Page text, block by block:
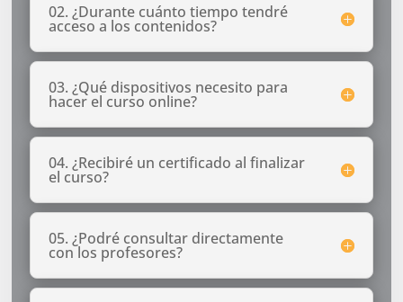
02. ¿Durante cuánto tiempo tendré
acceso a los contenidos?
03. ¿Qué dispositivos necesito para
hacer el curso online?
04. ¿Recibiré un certificado al finalizar
el curso?
05. ¿Podré consultar directamente
con los profesores?